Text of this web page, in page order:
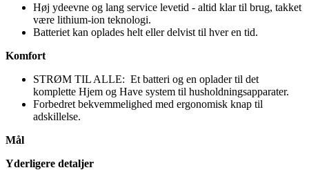
Høj ydeevne og lang service levetid - altid klar til brug, takket
være lithium-ion teknologi.
Batteriet kan oplades helt eller delvist til hver en tid.
Komfort
STRØM TIL ALLE: Et batteri og en oplader til det
komplette Hjem og Have system til husholdningsapparater.
Forbedret bekvemmelighed med ergonomisk knap til
adskillelse.
Mål
Yderligere detaljer